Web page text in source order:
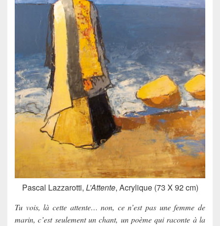
Pascal Lazzarotti, L’Attente, Acrylique (73 X 92 cm)
Tu vois, là cette attente… non, ce n’est pas une femme de
marin, c’est seulement un chant, un poème qui raconte à la